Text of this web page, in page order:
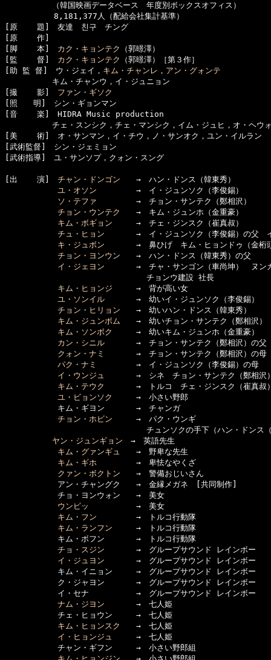
（韓国映画データベース　年度別ボックスオフィス）
  　　　　　8,181,377人（配給会社集計基準）
[原    題]　友達　친구　チング
[原    作]
[脚    本] カク・キョンテク
（郭暻澤）
[監    督] カク・キョンテク
（郭暻澤）［第３作］
[助 監 督]　ウ・ジェイ， キム・チャンレ ， アン・グォンテ
キム・チャンウ，イ・ジュニョン
[撮    影] ファン・ギソク
[照　　明]　シン・ギョンマン
[音    楽]　HIDRA Music production
チェ・スンシク，チェ・マンシク，イム・ジュヒ，オ・ヘウォ
[美    術]　オ・サンマン，イ・チウ，ノ・サンオク，ユン・イルラン
[武術監督]　シン・ジェミョン
[武術指導]　ユ・サンソプ，クォン・スング
[出    演] チャン・ドンゴン →　ハン・ドンス（韓東秀）
ユ・オソン →　イ・ジュンソク（李俊錫）
ソ・テファ →　チョン・サンテク（鄭相沢）
チョン・ウンテク
→　キム・ジュンホ（金重豪）
キム・ボギョン →　チェ・ジンスク（崔真叔）
チュ・ヒョン →　イ・ジュンソク（李俊錫）の父　イ
キ・ジュボン →　鼻ひげ　キム・ヒョンドゥ（金桁
チョン・ヨンウン →　ハン・ドンス（韓東秀）の父
イ・ジェヨン →　チャ・サンゴン（車尚坤）　ヌンカ
チョンウ建設 社長
キム・ヒョンジ →　背が高い女
ユ・ソンイル →　幼いイ・ジュンソク（李俊錫）
チョン・ヒリョン →　幼いハン・ドンス（韓東秀）
キム・ジュンボム →　幼いチョン・サンテク（鄭相沢）
キム・ソンボク
→　幼いキム・ジュンホ（金重豪）
カン・シニル →　チョン・サンテク（鄭相沢）の父
クォン・ナミ
→　チョン・サンテク（鄭相沢）の母
パク・ナミ
→　イ・ジュンソク（李俊錫）の母
イ・ウンジュ
→　シネ　チョン・サンテク（鄭相
キム・テウク
→　トルコ　チェ・ジンスク（崔真叔
ユ・ビョンソク
→　小さい野郎
      　　　キム・ギヨン　　　　→　チャンガ
チョン・ホビン →　パク・ウンギ
チュンソクの手下（ハン・ドンス（韓東秀）
ヤン・ジュンギョン →　英語先生
キム・グァンギュ
→　野卑な先生
キム・ギホ →　卑怯なやくざ
クァン・ボクトン →　警備おじいさん
      　　　アン・チャングク　　→　金縁メガネ　[共同制作]
      　　　チョ・ヨンウォン　　→　美女
ウンピッ
→　美女
キム・フン →　トルコ行動隊
キム・ランフン →　トルコ行動隊
      　　　キム・ボフン　　　　→　トルコ行動隊
チョ・スジン →　グループサウンド レインボー
イ・ジュヨン →　グループサウンド レインボー
      　　　キム・イニョン　　　→　グループサウンド レインボー
      　　　ク・ジャヨン　　　　→　グループサウンド レインボー
      　　　イ・セナ　　　　　　→　グループサウンド レインボー
ナム・ジヨン →　七人姫
      　　　チェ・ヒョウン　　　→　七人姫
キム・ヒョンスク
→　七人姫
イ・ヒョンジュ
→　七人姫
      　　　チャン・ギフン　　　→　小さい野郎組